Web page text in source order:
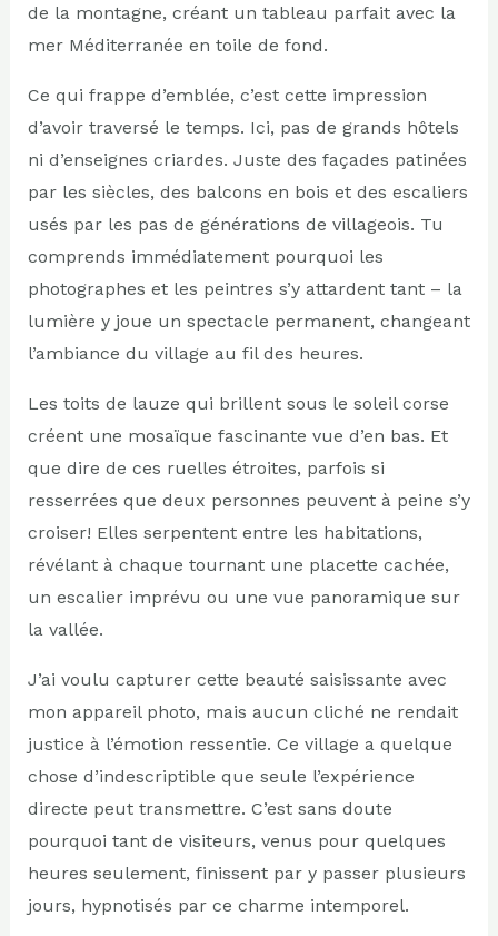
de la montagne, créant un tableau parfait avec la
mer Méditerranée en toile de fond.
Ce qui frappe d’emblée, c’est cette impression
d’avoir traversé le temps. Ici, pas de grands hôtels
ni d’enseignes criardes. Juste des façades patinées
par les siècles, des balcons en bois et des escaliers
usés par les pas de générations de villageois. Tu
comprends immédiatement pourquoi les
photographes et les peintres s’y attardent tant – la
lumière y joue un spectacle permanent, changeant
l’ambiance du village au fil des heures.
Les toits de lauze qui brillent sous le soleil corse
créent une mosaïque fascinante vue d’en bas. Et
que dire de ces ruelles étroites, parfois si
resserrées que deux personnes peuvent à peine s’y
croiser! Elles serpentent entre les habitations,
révélant à chaque tournant une placette cachée,
un escalier imprévu ou une vue panoramique sur
la vallée.
J’ai voulu capturer cette beauté saisissante avec
mon appareil photo, mais aucun cliché ne rendait
justice à l’émotion ressentie. Ce village a quelque
chose d’indescriptible que seule l’expérience
directe peut transmettre. C’est sans doute
pourquoi tant de visiteurs, venus pour quelques
heures seulement, finissent par y passer plusieurs
jours, hypnotisés par ce charme intemporel.